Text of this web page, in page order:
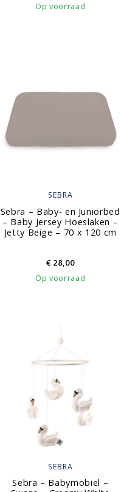
Op voorraad
SEBRA
Sebra – Baby- en Juniorbed
– Baby Jersey Hoeslaken –
Jetty Beige – 70 x 120 cm
€28,00
Op voorraad
SEBRA
Sebra – Babymobiel –